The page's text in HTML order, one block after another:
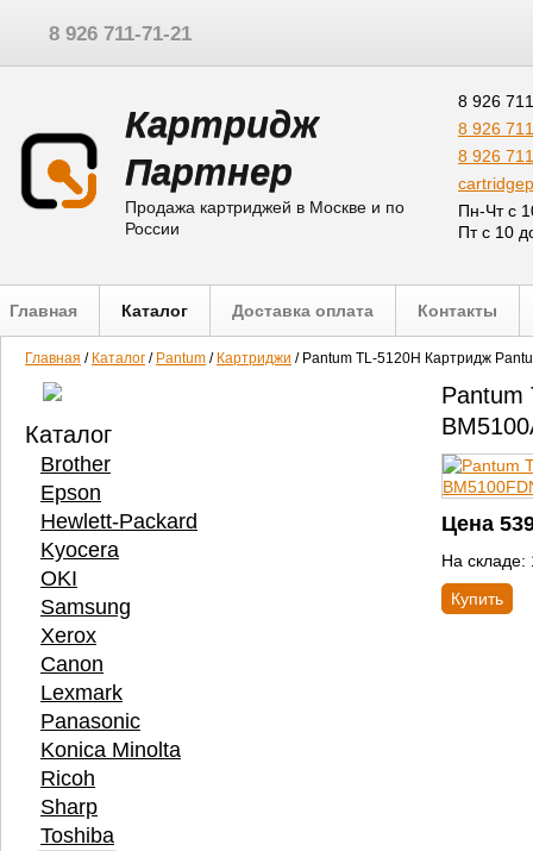
8 926 711-71-21
Картридж
Партнер
Продажа картриджей в Москве и по
России
8 926
8 926
8 926
Пн-Чт с
Пт с 10
Главная Каталог Доставка оплата Контакты
Главная / Каталог / Pantum / Картриджи / Pantum TL-5120H Картридж
Каталог
Brother
Epson
Hewlett-Packard
Kyocera
OKI
Samsung
Xerox
Canon
Lexmark
Panasonic
Konica Minolta
Ricoh
Sharp
Toshiba
Pantum
Цена
На складе:
Купить